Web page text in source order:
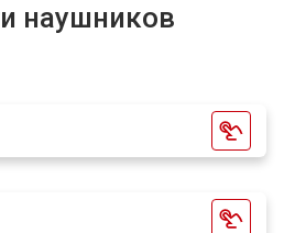
наушников